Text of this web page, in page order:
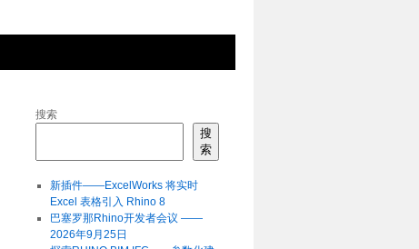
搜索
搜
索
新插件——ExcelWorks 将实时
Excel 表格引入 Rhino 8
巴塞罗那Rhino开发者会议 ——
2026年9月25日